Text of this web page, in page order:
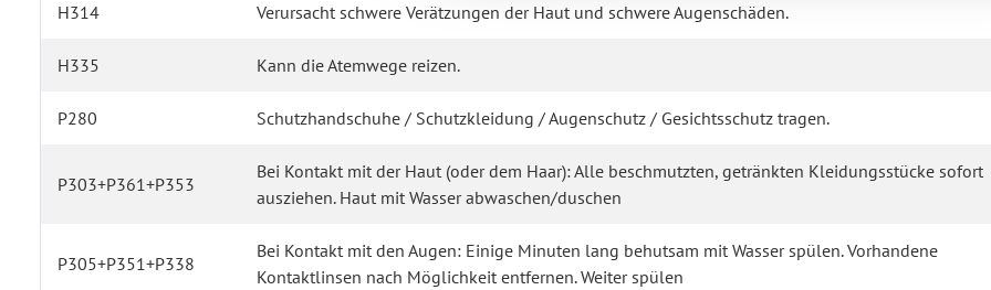
H314 Verursacht schwere Verätzungen der Haut und schwere Augenschäden.
H335 Kann die Atemwege reizen.
P280 Schutzhandschuhe / Schutzkleidung / Augenschutz / Gesichtsschutz tragen.
P303+P361+P353
Bei Kontakt mit der Haut (oder dem Haar): Alle beschmutzten, getränkten Kleidungsstücke sofort
ausziehen. Haut mit Wasser abwaschen/duschen
P305+P351+P338
Bei Kontakt mit den Augen: Einige Minuten lang behutsam mit Wasser spülen. Vorhandene
Kontaktlinsen nach Möglichkeit entfernen. Weiter spülen